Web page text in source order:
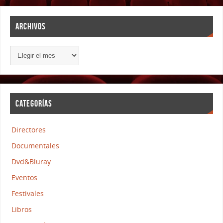
ARCHIVOS
CATEGORÍAS
Directores
Documentales
Dvd&Bluray
Eventos
Festivales
Libros